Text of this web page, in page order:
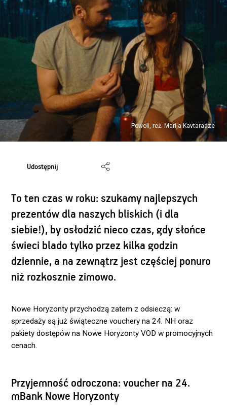
Powoli, reż. Marija Kavtaradze
Udostępnij
To ten czas w roku: szukamy najlepszych
prezentów dla naszych bliskich (i dla
siebie!), by osłodzić nieco czas, gdy słońce
świeci blado tylko przez kilka godzin
dziennie, a na zewnątrz jest częściej ponuro
niż rozkosznie zimowo.
Nowe Horyzonty przychodzą zatem z odsieczą: w
sprzedaży są już świąteczne vouchery na 24. NH oraz
pakiety dostępów na Nowe Horyzonty VOD w promocyjnych
cenach.
Przyjemność odroczona: voucher na 24.
mBank Nowe Horyzonty